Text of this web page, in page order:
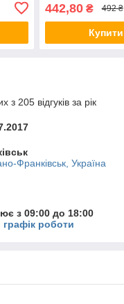
442,80₴ 492 ₴
Купити
з 205 відгуків за рік
Франківськ, Україна
з 09:00 до 18:00
роботи